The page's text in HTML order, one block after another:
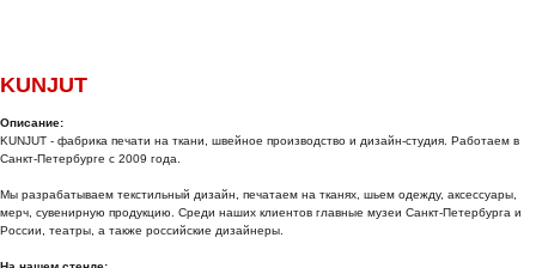
KUNJUT
Описание:
KUNJUT - фабрика печати на ткани, швейное производство и дизайн-студия. Работаем в
Санкт-Петербурге с 2009 года.
Мы разрабатываем текстильный дизайн, печатаем на тканях, шьем одежду, аксессуары,
мерч, сувенирную продукцию. Среди наших клиентов главные музеи Санкт-Петербурга и
России, театры, а также российские дизайнеры.